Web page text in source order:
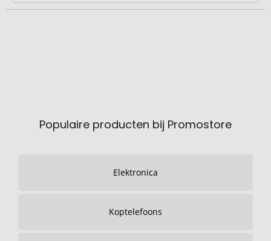
Populaire producten bij Promostore
Elektronica
Koptelefoons